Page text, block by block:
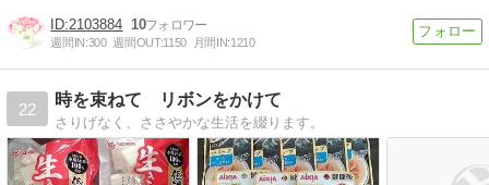
2103884 10
週間IN:300 週間OUT:1150 月間IN:1210
22
時を束ねて リボンをかけて
さりげなく、ささやかな生活を綴ります。